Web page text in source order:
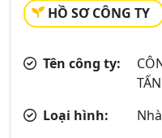
HỒ SƠ CÔNG TY
Tên công ty:
TẤN
Loại hình: